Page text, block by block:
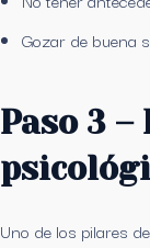
Gozar de buena
Paso 3
Uno de los pilares